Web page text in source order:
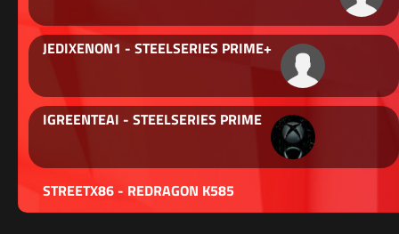
JEDIXENON1 - STEELSERIES PRIME+
IGREENTEAI - STEELSERIES PRIME
STREETX86 - REDRAGON K585